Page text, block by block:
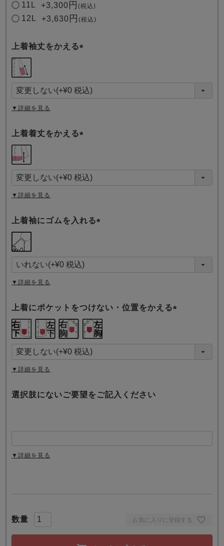
お気に入りに登録する
11L +3,300 税込
12L +3,630 税込
上着袖丈をかえる
須
)
▼詳細を見る
上着着丈をかえる
須
)
▼詳細を見る
上着袖にゴムを入れる
須
)
▼詳細を見る
上着にポケットをつけない・位置をかえる
須
)
▼詳細を見る
選択肢にないご要望をご記入ください
▼詳細を見る